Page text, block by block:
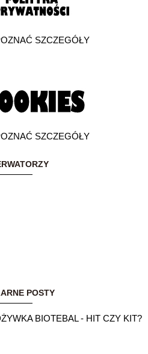
SZCZEGÓŁY
SZCZEGÓŁY
POSTY
BIOTEBAL - HIT CZY KIT?